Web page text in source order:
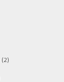
(2)